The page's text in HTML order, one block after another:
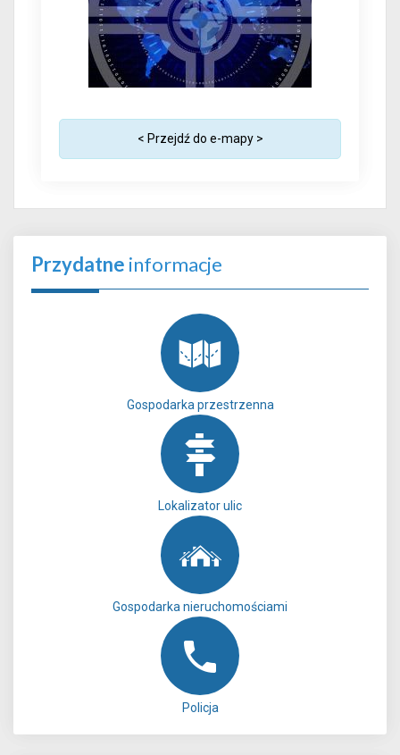
< Przejdź do e-mapy >
Przydatne informacje
Gospodarka przestrzenna
Lokalizator ulic
Gospodarka nieruchomościami
Policja